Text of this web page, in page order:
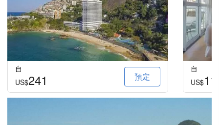
自
US$241 預定
自
US$